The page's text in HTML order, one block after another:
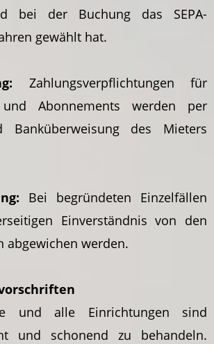
bei der Buchung das SEPA-
gewählt hat.
Zahlungsverpflichtungen für
und Abonnements werden per
Banküberweisung des Mieters
Bei begründeten Einzelfällen
Einverständnis von den
abgewichen werden.
und alle Einrichtungen sind
und schonend zu behandeln.